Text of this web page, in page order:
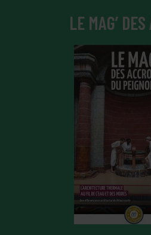
LE MAG’